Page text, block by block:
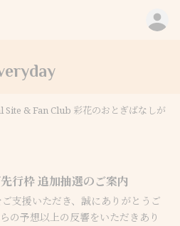
& Fan Club 彩花のおとぎばなしが
行枠 追加抽選のご案内
支援いただき、誠にありがとうご
の予想以上の反響をいただきあり